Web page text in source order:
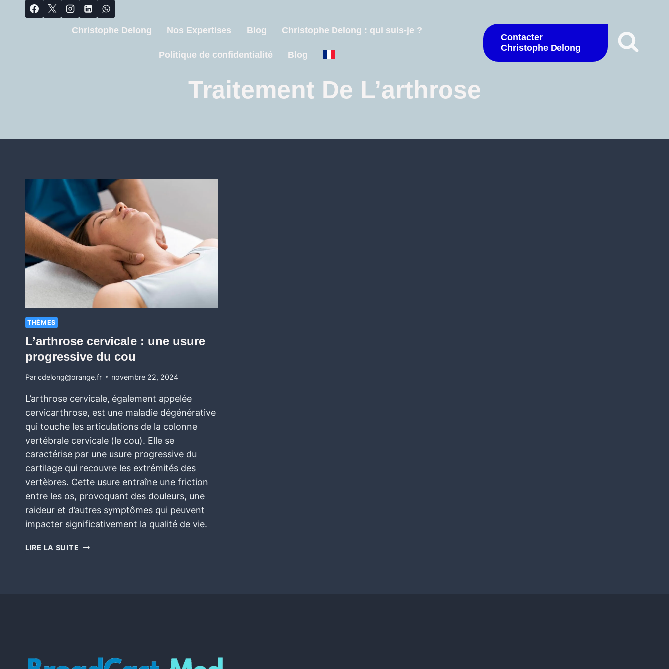
Christophe Delong Nos Expertises Blog Christophe Delong : qui suis-je ?
Politique de confidentialité Blog
Contacter
Christophe Delong
Traitement De L’arthrose
THÈMES
L’arthrose cervicale : une usure
progressive du cou
Parcdelong@orange.fr novembre 22, 2024
L’arthrose cervicale, également appelée
cervicarthrose, est une maladie dégénérative
qui touche les articulations de la colonne
vertébrale cervicale (le cou). Elle se
caractérise par une usure progressive du
cartilage qui recouvre les extrémités des
vertèbres. Cette usure entraîne une friction
entre les os, provoquant des douleurs, une
raideur et d’autres symptômes qui peuvent
impacter significativement la qualité de vie.
LIRE LA SUITE